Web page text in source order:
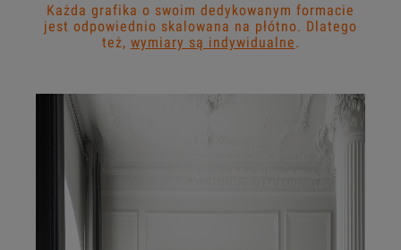
Każda grafika o swoim dedykowanym formacie
jest odpowiednio skalowana na płótno. Dlatego
też, wymiary są indywidualne.